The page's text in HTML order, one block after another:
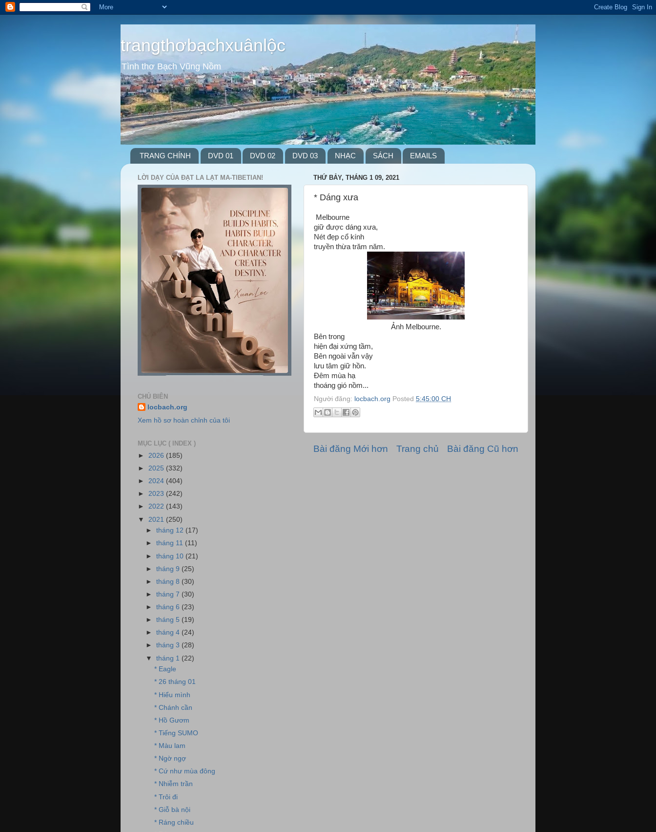
trangthơbạchxuânlộc
Tình thơ Bạch Vũng Nồm
TRANG CHÍNH DVD 01 DVD 02 DVD 03 NHẠC SÁCH EMAILS
THỨ BẢY, THÁNG 1 09, 2021
* Dáng xưa
Melbourne
giữ được dáng xưa,
Nét đẹp cổ kính
truyền thừa trăm năm.
Ảnh Melbourne.
Bên trong
hiện đại xứng tầm,
Bên ngoài vẫn vậy
lưu tâm giữ hồn.
Đêm mùa hạ
thoáng gió nồm...
Người đăng: locbach.org Posted 5:45:00 CH
Bài đăng Mới hơn Bài đăng Cũ hơn
Trang chủ
LỜI DẠY CỦA ĐẠT LA LẠT MA-TIBETIAN!
CHỦ BIÊN
locbach.org
Xem hồ sơ hoàn chỉnh của tôi
MỤC LỤC ( INDEX )
► 2026 (185)
► 2025 (332)
► 2024 (404)
► 2023 (242)
► 2022 (143)
▼ 2021 (250)
►tháng 12 (17)
►tháng 11 (11)
►tháng 10 (21)
►tháng 9 (25)
►tháng 8 (30)
►tháng 7 (30)
►tháng 6 (23)
►tháng 5 (19)
►tháng 4 (24)
►tháng 3 (28)
▼tháng 1 (22)
* Eagle
* 26 tháng 01
* Hiểu mình
* Chánh cần
* Hồ Gươm
* Tiếng SUMO
* Màu lam
* Ngờ ngợ
* Cứ như mùa đông
* Nhiễm trần
* Trôi đi
* Giỗ bà nội
* Ráng chiều